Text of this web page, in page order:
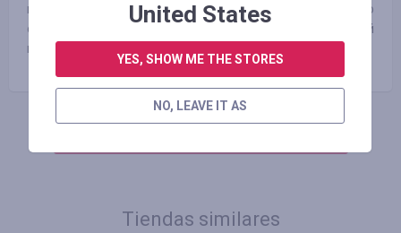
позиционирование бренда Marks & Spencer делает его
одним из лидеров на рынке розничной торговли одеждой
и аксессуарами.
Tiendas similares
United States
YES, SHOW ME THE STORES
NO, LEAVE IT AS